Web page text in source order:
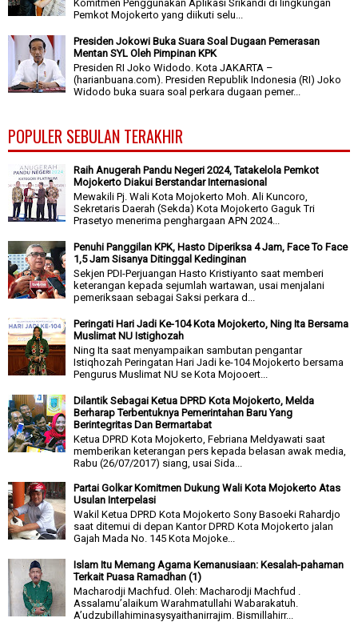
Komitmen Penggunakan Aplikasi Srikandi di lingkungan
Pemkot Mojokerto yang diikuti selu...
Presiden Jokowi Buka Suara Soal Dugaan Pemerasan
Mentan SYL Oleh Pimpinan KPK
Presiden RI Joko Widodo. Kota JAKARTA –
(harianbuana.com). Presiden Republik Indonesia (RI) Joko
Widodo buka suara soal perkara dugaan pemer...
POPULER SEBULAN TERAKHIR
Raih Anugerah Pandu Negeri 2024, Tatakelola Pemkot
Mojokerto Diakui Berstandar Internasional
Mewakili Pj. Wali Kota Mojokerto Moh. Ali Kuncoro,
Sekretaris Daerah (Sekda) Kota Mojokerto Gaguk Tri
Prasetyo menerima penghargaan APN 2024...
Penuhi Panggilan KPK, Hasto Diperiksa 4 Jam, Face To Face
1,5 Jam Sisanya Ditinggal Kedinginan
Sekjen PDI-Perjuangan Hasto Kristiyanto saat memberi
keterangan kepada sejumlah wartawan, usai menjalani
pemeriksaan sebagai Saksi perkara d...
Peringati Hari Jadi Ke-104 Kota Mojokerto, Ning Ita Bersama
Muslimat NU Istighozah
Ning Ita saat menyampaikan sambutan pengantar
Istiqhozah Peringatan Hari Jadi ke-104 Mojokerto bersama
Pengurus Muslimat NU se Kota Mojooert...
Dilantik Sebagai Ketua DPRD Kota Mojokerto, Melda
Berharap Terbentuknya Pemerintahan Baru Yang
Berintegritas Dan Bermartabat
Ketua DPRD Kota Mojokerto, Febriana Meldyawati saat
memberikan keterangan pers kepada belasan awak media,
Rabu (26/07/2017) siang, usai Sida...
Partai Golkar Komitmen Dukung Wali Kota Mojokerto Atas
Usulan Interpelasi
Wakil Ketua DPRD Kota Mojokerto Sony Basoeki Rahardjo
saat ditemui di depan Kantor DPRD Kota Mojokerto jalan
Gajah Mada No. 145 Kota Mojoke...
Islam Itu Memang Agama Kemanusiaan: Kesalah-pahaman
Terkait Puasa Ramadhan (1)
Macharodji Machfud. Oleh: Macharodji Machfud .
Assalamu’alaikum Warahmatullahi Wabarakatuh.
A’udzubillahiminasysyaithanirrajim. Bismillahirr...